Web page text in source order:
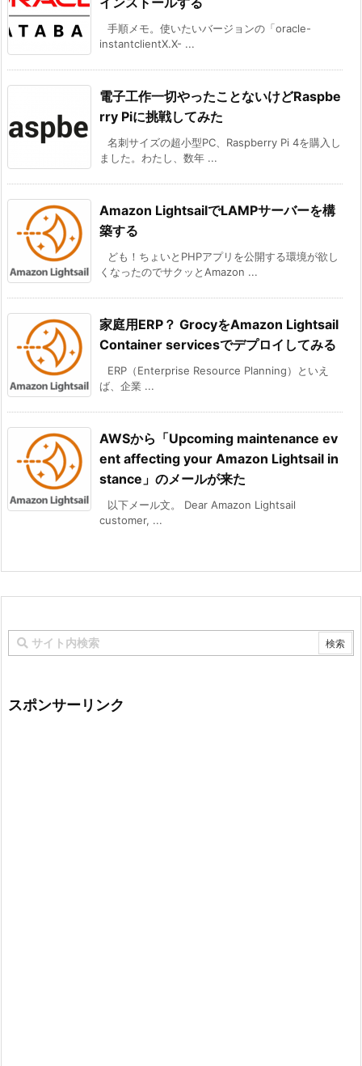
手順メモ。使いたいバージョンの「oracle-
instantclientX.X- ...
電子工作一切やったことないけどRaspbe
rry Piに挑戦してみた
名刺サイズの超小型PC、Raspberry Pi 4を購入し
ました。わたし、数年 ...
Amazon LightsailでLAMPサーバーを構
築する
ども！ちょいとPHPアプリを公開する環境が欲し
くなったのでサクッとAmazon ...
家庭用ERP？ GrocyをAmazon Lightsail
Container servicesでデプロイしてみる
ERP（Enterprise Resource Planning）といえ
ば、企業 ...
AWSから「Upcoming maintenance ev
ent affecting your Amazon Lightsail in
stance」のメールが来た
以下メール文。 Dear Amazon Lightsail
customer, ...
スポンサーリンク